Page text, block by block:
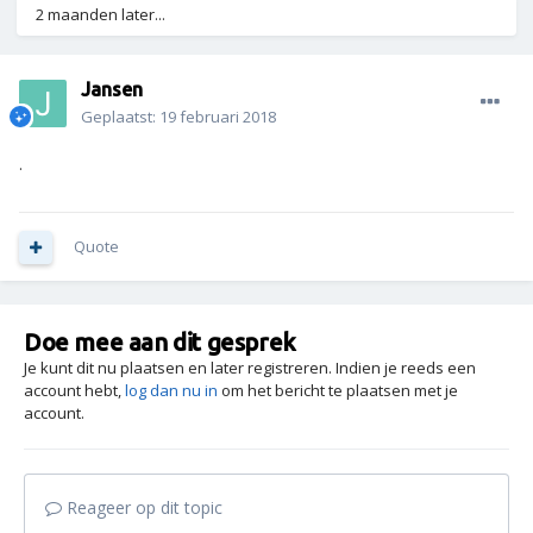
2 maanden later...
Jansen
Geplaatst: 19 februari 2018
.
Quote
Doe mee aan dit gesprek
Je kunt dit nu plaatsen en later registreren. Indien je reeds een
account hebt,log dan nu in om het bericht te plaatsen met je
account.
Reageer op dit topic